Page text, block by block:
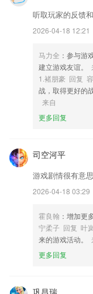
2,名师押题,全真模考
3,学习习惯，课堂习惯
馈给2265用户立即查询
5,空文件清理，快速扫
意占领咱们的爱机！
6,【免费读书】免费新
红米游戏软件软件
2.图文并茂，介绍各类交
3.认识拼音之后开始联
4.同步课本、同步点读
5.初级阶段后有中级和
6.每天浏览课程表信息
红米游戏软件更
云连接功能优化
听取玩家的反馈
2026-04-18 12:21
马力全 ：参与游
建立游戏友谊。
1.褚朋豪 回复
战，取得更好的
来自
更多回复
司空河平
游戏剧情很有意
2026-04-18 03:29
霍良翰 ：增加更
宁柔子 回复 叶
来的游戏活动。
更多回复
巩昌瑞